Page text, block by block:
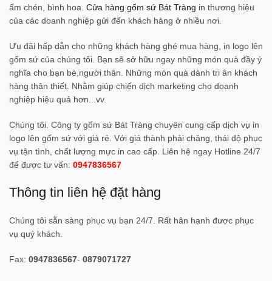
ấm chén, bình hoa. Cửa hàng gốm sứ Bát Tràng in thương hiệu
của các doanh nghiệp gửi đến khách hàng ở nhiều nơi.
Ưu đãi hấp dẫn cho những khách hàng ghé mua hàng, in logo lên
gốm sứ của chúng tôi. Bạn sẽ sở hữu ngay những món quà đầy ý
nghĩa cho bạn bè,người thân. Những món quà dành tri ân khách
hàng thân thiết. Nhằm giúp chiến dịch marketing cho doanh
nghiệp hiệu quả hơn...vv.
Chúng tôi. Công ty gốm sứ Bát Tràng chuyên cung cấp dịch vụ in
logo lên gốm sứ với giá rẻ. Với giá thành phải chăng, thái độ phục
vụ tận tình, chất lượng mực in cao cấp. Liên hệ ngay Hotline 24/7
để được tư vấn: 0947836567
Thông tin liên hệ đặt hàng
Chúng tôi sẵn sàng phục vụ bạn 24/7. Rất hân hạnh được phục
vụ quý khách.
Fax: 0947836567- 0879071727